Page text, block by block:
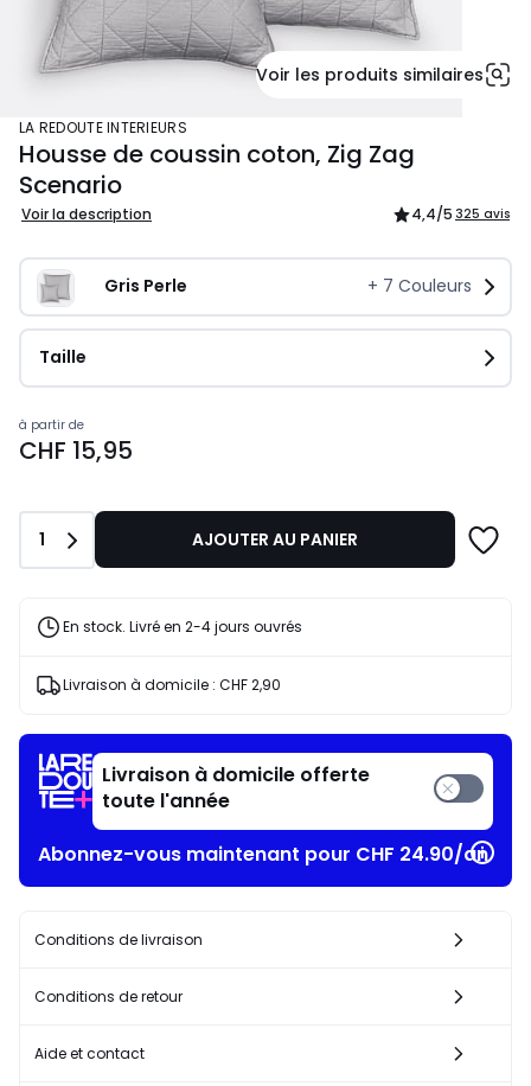
Voir les produits similaires
LA REDOUTE INTERIEURS
Housse de coussin coton, Zig Zag
Scenario
Voir la description 4,4/5 325 avis
Gris Perle + 7 Couleurs
Taille
Prix
à
15,95.
à partir de
CHF 15,95
Quantité
1 AJOUTER AU PANIER
En stock. Livré en 2-4 jours ouvrés
Livraison à domicile : CHF 2,90
Livraison à domicile offerte
toute l'année
Abonnez-vous maintenant pour CHF 24.90/an​
Conditions de livraison
Conditions de retour
Aide et contact